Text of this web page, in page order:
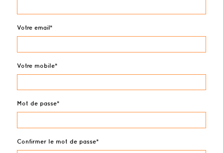
Votre email
Votre mobile
Mot de passe
Confirmer le mot de passe